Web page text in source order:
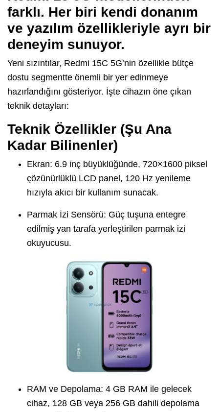
farklı. Her biri kendi donanım
ve yazılım özellikleriyle ayrı bir
deneyim sunuyor.
Yeni sızıntılar, Redmi 15C 5G’nin özellikle bütçe
dostu segmentte önemli bir yer edinmeye
hazırlandığını gösteriyor. İşte cihazın öne çıkan
teknik detayları:
Teknik Özellikler (Şu Ana
Kadar Bilinenler)
Ekran: 6.9 inç büyüklüğünde, 720×1600 piksel
çözünürlüklü LCD panel, 120 Hz yenileme
hızıyla akıcı bir kullanım sunacak.
Parmak İzi Sensörü: Güç tuşuna entegre
edilmiş yan tarafa yerleştirilen parmak izi
okuyucusu.
RAM ve Depolama: 4 GB RAM ile gelecek
cihaz, 128 GB veya 256 GB dahili depolama